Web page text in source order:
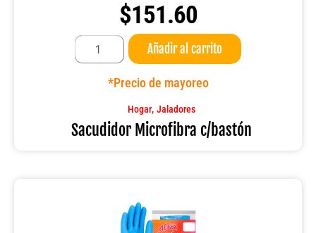
$151.60
Sacudidor
Microfibra
c/bastón
Añadir al carrito
*Precio de mayoreo
Hogar, Jaladores
Sacudidor Microfibra c/bastón